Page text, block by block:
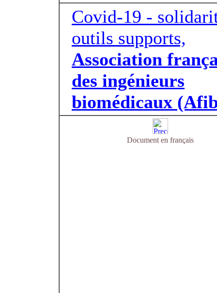
Covid-19 -
outils supports,
Association
des ingénieurs
biomédicaux
Document en français